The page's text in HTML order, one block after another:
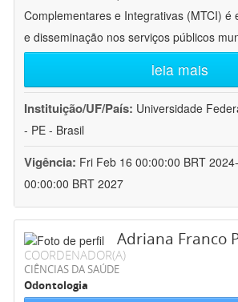
Complementares e Integrativas (MTCI) é
e disseminação nos serviços públicos
leia mais
Instituição/UF/País: Universidade
- PE - Brasil
Vigência: Fri Feb 16 00:00:00 BRT
00:00:00 BRT 2027
Adriana Franco
COORDENADOR(A)
CIÊNCIAS DA SAÚDE
Odontologia